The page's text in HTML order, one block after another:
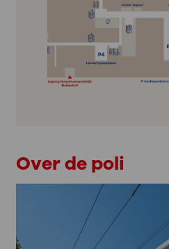
Over de poli